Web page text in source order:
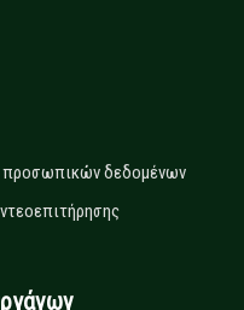
προσωπικών δεδομένων